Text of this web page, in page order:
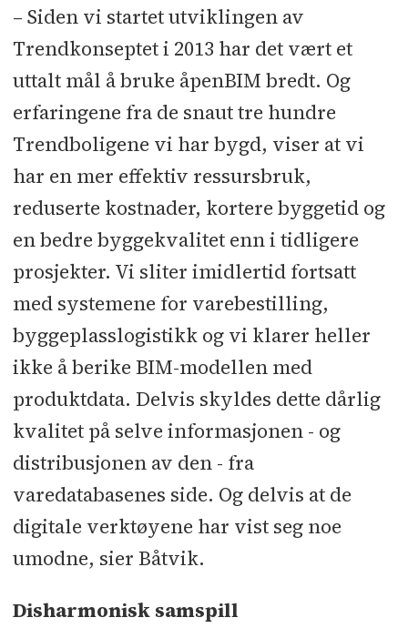
– Siden vi startet utviklingen av
Trendkonseptet i 2013 har det vært et
uttalt mål å bruke åpenBIM bredt. Og
erfaringene fra de snaut tre hundre
Trendboligene vi har bygd, viser at vi
har en mer effektiv ressursbruk,
reduserte kostnader, kortere byggetid og
en bedre byggekvalitet enn i tidligere
prosjekter. Vi sliter imidlertid fortsatt
med systemene for varebestilling,
byggeplasslogistikk og vi klarer heller
ikke å berike BIM-modellen med
produktdata. Delvis skyldes dette dårlig
kvalitet på selve informasjonen - og
distribusjonen av den - fra
varedatabasenes side. Og delvis at de
digitale verktøyene har vist seg noe
umodne, sier Båtvik.
Disharmonisk samspill